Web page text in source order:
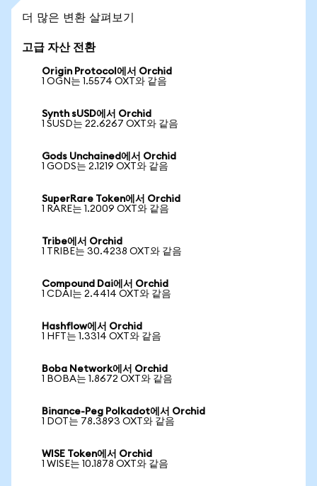
더 많은 변환 살펴보기
고급 자산 전환
Origin Protocol에서 Orchid
1 OGN는 1.5574 OXT와 같음
Synth sUSD에서 Orchid
1 SUSD는 22.6267 OXT와 같음
Gods Unchained에서 Orchid
1 GODS는 2.1219 OXT와 같음
SuperRare Token에서 Orchid
1 RARE는 1.2009 OXT와 같음
Tribe에서 Orchid
1 TRIBE는 30.4238 OXT와 같음
Compound Dai에서 Orchid
1 CDAI는 2.4414 OXT와 같음
Hashflow에서 Orchid
1 HFT는 1.3314 OXT와 같음
Boba Network에서 Orchid
1 BOBA는 1.8672 OXT와 같음
Binance-Peg Polkadot에서 Orchid
1 DOT는 78.3893 OXT와 같음
WISE Token에서 Orchid
1 WISE는 10.1878 OXT와 같음